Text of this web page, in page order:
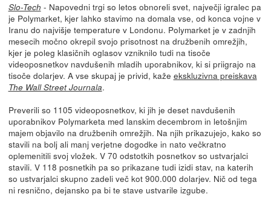
Slo-Tech - Napovedni trgi so letos obnoreli svet, največji igralec pa
je Polymarket, kjer lahko stavimo na domala vse, od konca vojne v
Iranu do najvišje temperature v Londonu. Polymarket je v zadnjih
mesecih močno okrepil svojo prisotnost na družbenih omrežjih,
kjer je poleg klasičnih oglasov vzniknilo tudi na tisoče
videoposnetkov navdušenih mladih uporabnikov, ki si priigrajo na
tisoče dolarjev. A vse skupaj je privid, kaže ekskluzivna preiskava
The Wall Street Journala.
Preverili so 1105 videoposnetkov, ki jih je deset navdušenih
uporabnikov Polymarketa med lanskim decembrom in letošnjim
majem objavilo na družbenih omrežjih. Na njih prikazujejo, kako so
stavili na bolj ali manj verjetne dogodke in nato večkratno
oplemenitili svoj vložek. V 70 odstotkih posnetkov so ustvarjalci
stavili. V 118 posnetkih pa so prikazane tudi izidi stav, na katerih
so ustvarjalci skupno zadeli več kot 900.000 dolarjev. Nič od tega
ni resnično, dejansko pa bi te stave ustvarile izgube.